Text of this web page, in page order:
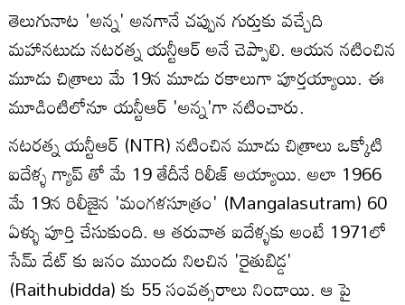
తెలుగునాట 'అన్న' అనగానే చప్పున గుర్తుకు వచ్చేది
మహానటుడు నటరత్న యన్టీఆర్ అనే చెప్పాలి. ఆయన నటించిన
మూడు చిత్రాలు మే 19న మూడు రకాలుగా పూర్తయ్యాయి. ఈ
మూడింటిలోనూ యన్టీఆర్ 'అన్న'గా నటించారు.
నటరత్న యన్టీఆర్ (NTR) నటించిన మూడు చిత్రాలు ఒక్కోటి
ఐదేళ్ళ గ్యాప్ తో మే 19 తేదీనే రిలీజ్ అయ్యాయి. అలా 1966
మే 19న రిలీజైన 'మంగళసూత్రం' (Mangalasutram) 60
ఏళ్ళు పూర్తి చేసుకుంది. ఆ తరువాత ఐదేళ్ళకు అంటే 1971లో
సేమ్ డేట్ కు జనం ముందు నిలచిన 'రైతుబిడ్డ'
(Raithubidda) కు 55 సంవత్సరాలు నిండాయి. ఆ పై